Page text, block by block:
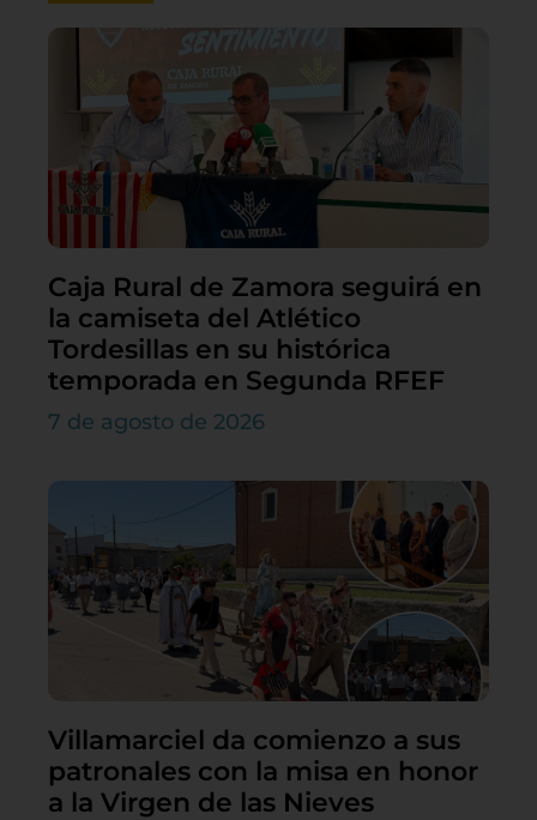
Caja Rural de Zamora seguirá en
la camiseta del Atlético
Tordesillas en su histórica
temporada en Segunda RFEF
7 de agosto de 2026
Villamarciel da comienzo a sus
patronales con la misa en honor
a la Virgen de las Nieves